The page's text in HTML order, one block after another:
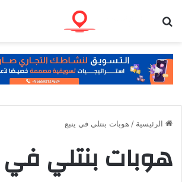
الرئيسية / هوبات بنتلي في ينبع
هوبات بنتلي في